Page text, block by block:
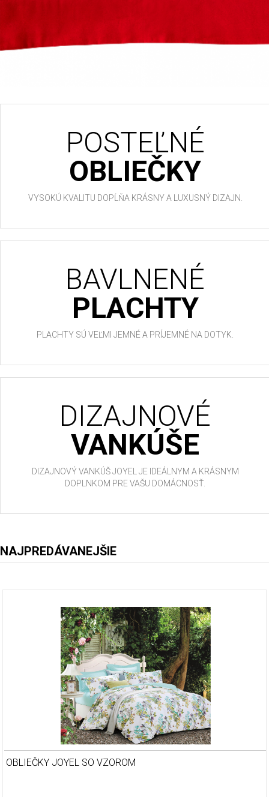
POSTEĽNÉ
OBLIEČKY
VYSOKÚ KVALITU DOPĹŇA KRÁSNY A LUXUSNÝ DIZAJN.
BAVLNENÉ
PLACHTY
PLACHTY SÚ VEĽMI JEMNÉ A PRÍJEMNÉ NA DOTYK.
DIZAJNOVÉ
VANKÚŠE
DIZAJNOVÝ VANKÚŠ JOYEL JE IDEÁLNYM A KRÁSNYM
DOPLNKOM PRE VAŠU DOMÁCNOSŤ.
NAJPREDÁVANEJŠIE
OBLIEČKY JOYEL SO VZOROM